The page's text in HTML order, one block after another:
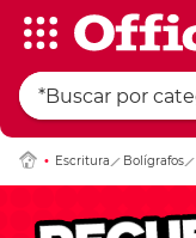
Escritura Bolígrafos